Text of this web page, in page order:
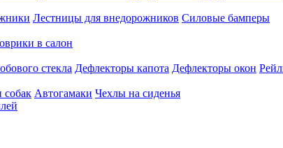
Лестницы для внедорожников Силовые бамперы
в салон
стекла Дефлекторы капота Дефлекторы окон
собак Автогамаки Чехлы на сиденья